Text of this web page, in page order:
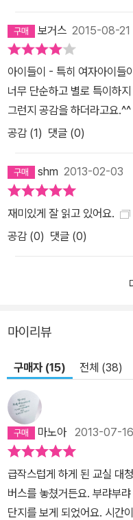
계를 맺어 갈 수 있는 능동
린이 독자들이 기다리는 동
에만 치중한 판타지나, 서사
작품이 아니다. 동화의 독자
시하는 데에 그치지 않고, 아
게 들여다보고 위로와 용기를
학’의 본질과 독자의 마음에
있다.
보거스 2015-08-21
아이들이 - 특히 여자아이들
너무 단순하고 별로 특이하
그런지 공감을 하더라고요.^^
공감 (1) 댓글 (0)
shm 2013-02-03
재미있게 잘 읽고 있어요.
공감 (0) 댓글 (0)
마이리뷰
구매자 (15) 전체 (38)
마노아2013-07-16
급작스럽게 하게 된 교실 대
버스를 놓쳤거든요. 부랴부
단지를 보게 되었어요. 시간